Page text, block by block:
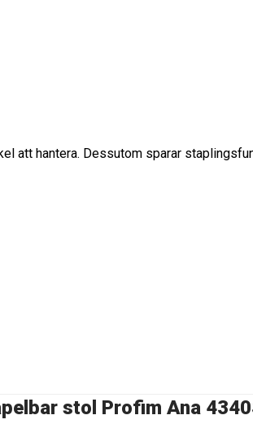
att hantera. Dessutom sparar
stol Profim Ana